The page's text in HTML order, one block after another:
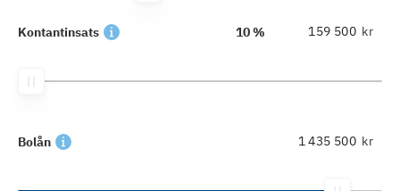
Kontantinsats 10 % kr
Bolån kr